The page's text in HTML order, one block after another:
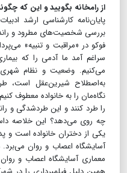
از رامخانه بگویید و این که
پایان‌نامه کارشناسی ارشد
بررسی شخصیت‌های مطرود و
فوکو در «مراقبت و تنبیه»
سراغم آمد ما آدمی ‌را که
می‌کنیم. وضعیت و نظام
به‌اصطلاح شیرین‌عقل است،
نگاه‌مان را به خانواده معطوف
را طرد کنند و این طردشدگی و
چه روی می‌دهد؟ این خلاصه
یکی از دختران خانواده است و
آسایشگاه اعصاب و روان
معماری آسایشگاه اعصاب و